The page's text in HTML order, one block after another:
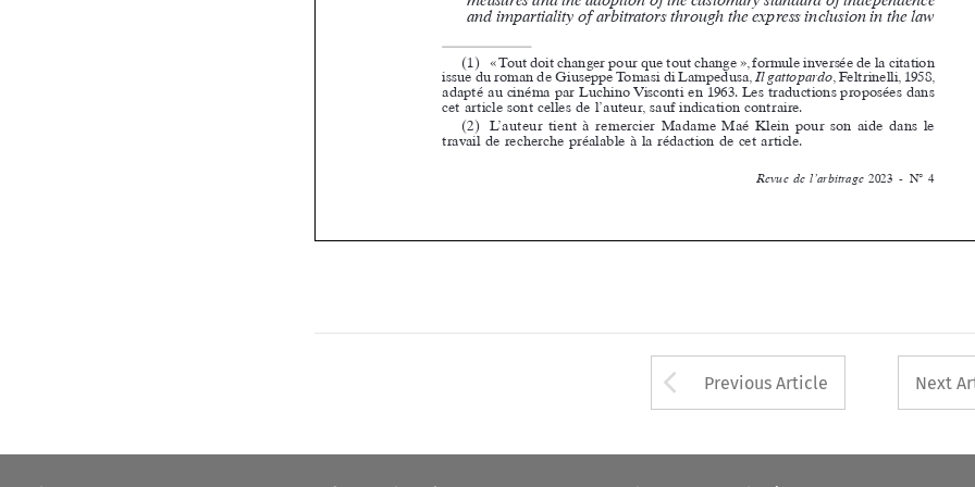
 

 


 



 

Revue  de  l’arbitrage 2023  -  N° 4
Arrow button used
Previous Article Next